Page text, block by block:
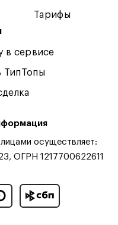
Тарифы
в сервисе
ТипТопы
осуществляет:
ОГРН 1217700622611